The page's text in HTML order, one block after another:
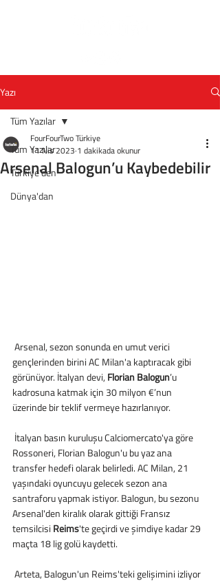
Yazı
Tüm Yazılar
Türkiye'den
Dünya'dan
Tüm Yazılar
Arsenal Balogun’u Kaybedebilir
FourFourTwo Türkiye
11 Nis 2023 1 dakikada okunur
gençlerinden birini AC Milan'a kaptıracak gibi
görünüyor. İtalyan devi, Florian Balogun’u
kadrosuna katmak için 30 milyon €’nun
üzerinde bir teklif vermeye hazırlanıyor.
Rossoneri, Florian Balogun'u bu yaz ana
transfer hedefi olarak belirledi. AC Milan, 21
yaşındaki oyuncuyu gelecek sezon ana
santraforu yapmak istiyor. Balogun, bu sezonu
Arsenal'den kiralık olarak gittiği Fransız
temsilcisi Reims'te geçirdi ve şimdiye kadar 29
maçta 18 lig golü kaydetti.